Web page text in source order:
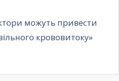
можуть привести
крововитоку»